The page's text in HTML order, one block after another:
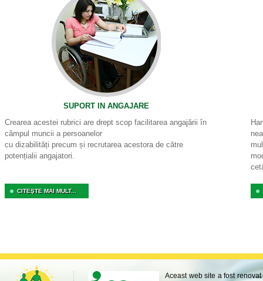
SUPORT IN ANGAJARE
Crearea acestei rubrici are drept scop facilitarea angajării în
câmpul muncii a persoanelor
cu dizabilități precum și recrutarea acestora de către
potențialii angajatori.
CITEŞTE MAI MULT...
Aceast web site a fost